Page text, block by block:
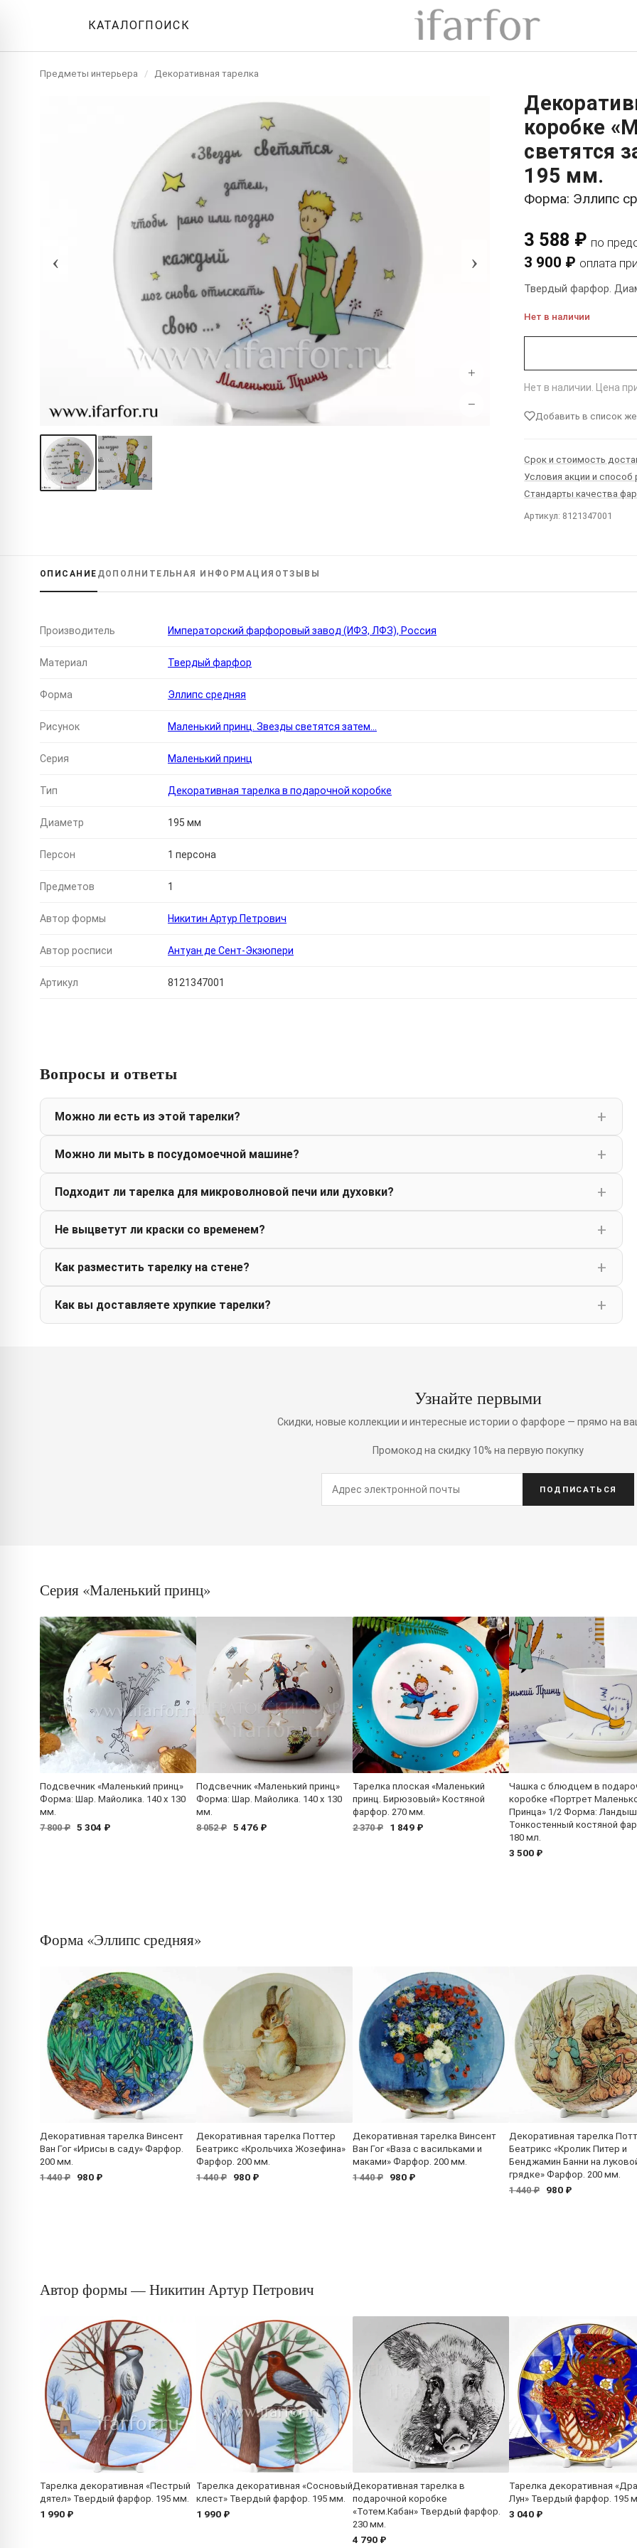
КАТАЛОГПОИСК
Предметы интерьера / Декоративная тарелка
‹ ›
+
−
коробке
светятся
195 мм.
Форма: Эллипс
3 588 ₽ по
3 900 ₽ оплата
Твердый фарфор.
Нет в наличии
Нет в наличии. Цена
Добавить в список
Срок и стоимость
Условия акции и способ
Стандарты качества
Артикул: 8121347001
ОПИСАНИЕ ДОПОЛНИТЕЛЬНАЯ ИНФОРМАЦИЯ ОТЗЫВЫ
Производитель Императорский фарфоровый завод (ИФЗ, ЛФЗ), Россия
Материал Твердый фарфор
Форма Эллипс средняя
Рисунок Маленький принц. Звезды светятся затем...
Серия Маленький принц
Тип Декоративная тарелка в подарочной коробке
Диаметр 195 мм
Персон 1 персона
Предметов 1
Автор формы Никитин Артур Петрович
Автор росписи Антуан де Сент-Экзюпери
Артикул 8121347001
Вопросы и ответы
Можно ли есть из этой тарелки?
Можно ли мыть в посудомоечной машине?
Подходит ли тарелка для микроволновой печи или духовки?
Не выцветут ли краски со временем?
Как разместить тарелку на стене?
Как вы доставляете хрупкие тарелки?
Узнайте первыми
Скидки, новые коллекции и интересные истории о фарфоре — прямо на
Промокод на скидку 10% на первую покупку
ПОДПИСАТЬСЯ
Серия «Маленький принц»
Подсвечник «Маленький принц»
Форма: Шар. Майолика. 140 x 130
мм.
7 800 ₽ 5 304 ₽
Подсвечник «Маленький принц»
Форма: Шар. Майолика. 140 x 130
мм.
8 052 ₽ 5 476 ₽
Тарелка плоская «Маленький
принц. Бирюзовый» Костяной
фарфор. 270 мм.
2 370 ₽
1 849 ₽
Чашка с блюдцем в
коробке «Портрет
Принца» 1/2 Форма:
Тонкостенный костяной
180 мл.
3 500 ₽
Форма «Эллипс средняя»
Декоративная тарелка Винсент
Ван Гог «Ирисы в саду» Фарфор.
200 мм.
1 440 ₽
980 ₽
Декоративная тарелка Поттер
Беатрикс «Крольчиха Жозефина»
Фарфор. 200 мм.
1 440 ₽
980 ₽
Декоративная тарелка Винсент
Ван Гог «Ваза с васильками и
маками» Фарфор. 200 мм.
1 440 ₽
980 ₽
Декоративная тарелка
Беатрикс «Кролик Питер и
Бенджамин Банни на
грядке» Фарфор. 200 мм.
1 440 ₽
980 ₽
Автор формы — Никитин Артур Петрович
Тарелка декоративная «Пестрый
дятел» Твердый фарфор. 195 мм.
1 990 ₽
Тарелка декоративная «Сосновый
клест» Твердый фарфор. 195 мм.
1 990 ₽
Декоративная тарелка в
подарочной коробке
«Тотем.Кабан» Твердый фарфор.
230 мм.
4 790 ₽
Тарелка декоративная
Лун» Твердый фарфор. 195
3 040 ₽